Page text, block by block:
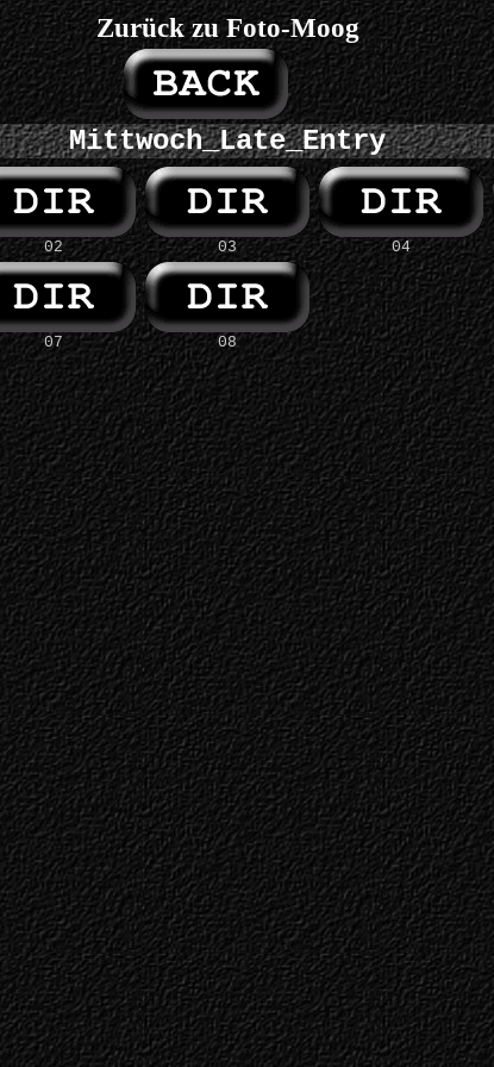
Zurück zu Foto-Moog
Mittwoch_Late_Entry
02 03 04
07 08